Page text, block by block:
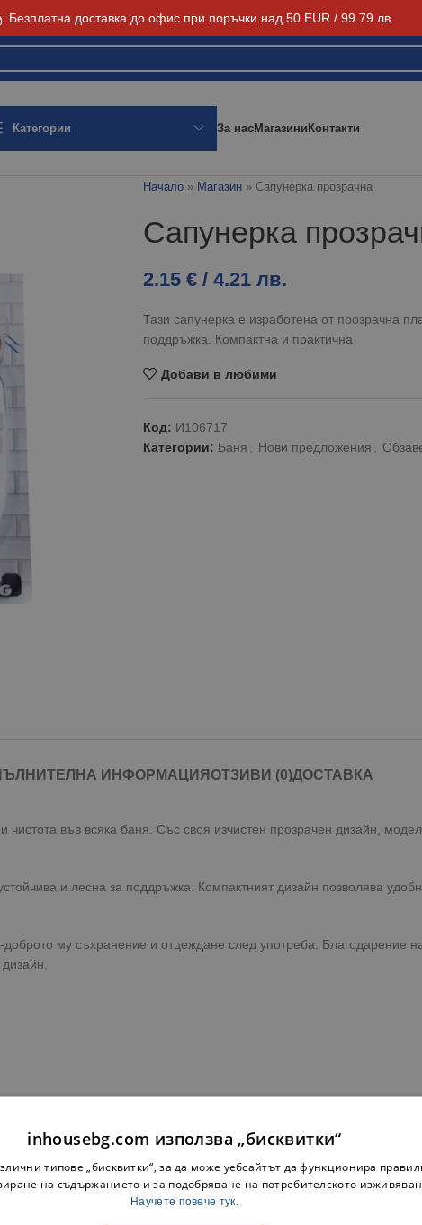
Безплатна доставка до офис при поръчки над 50 EUR / 99.79 лв.
Категории За насМагазиниКонтакти
Начало» Магазин» Сапунерка прозрачна
Сапунерка
2.15 € / 4.21 лв.
Тази сапунерка е изработена от прозрачна
поддръжка. Компактна и практична
Добави в любими
Код: И106717
Категории: Баня Нови предложения
ИНФОРМАЦИЯ ОТЗИВИ (0)ДОСТАВКА
чистота във всяка баня. Със своя изчистен прозрачен дизайн,
и лесна за поддръжка. Компактният дизайн позволява
му съхранение и отцеждане след употреба. Благодарение
или замяна по лесна и удобна процедура.
inhousebg.com използва „бисквитки“
типове „бисквитки“, за да може уебсайтът да функционира
на съдържанието и за подобряване на потребителското
Научете повече тук.